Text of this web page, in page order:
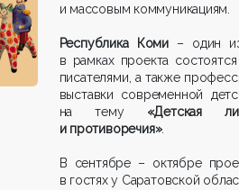
и массовым коммуникациям.
Республика Коми– один из
в рамках проекта
писателями, а также
выставки современной
на тему «Детская
и противоречия».
В сентябре – октябре
в гостях у Саратовской